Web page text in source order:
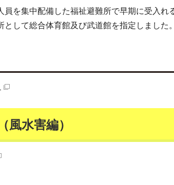
を集中配備した福祉避難所で早期に受入れ
して総合体育館及び武道館を指定しました
風水害編）